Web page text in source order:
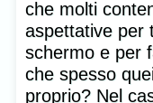
che molti
aspettative per
schermo e per
che spesso
proprio? Nel